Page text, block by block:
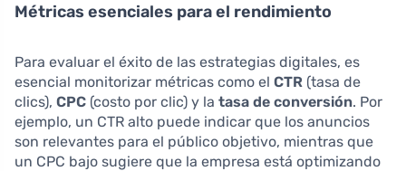
Métricas esenciales para el rendimiento
Para evaluar el éxito de las estrategias digitales, es
esencial monitorizar métricas como el CTR (tasa de
clics), CPC (costo por clic) y la tasa de conversión. Por
ejemplo, un CTR alto puede indicar que los anuncios
son relevantes para el público objetivo, mientras que
un CPC bajo sugiere que la empresa está optimizando